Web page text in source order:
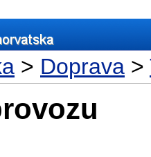
> Doprava >